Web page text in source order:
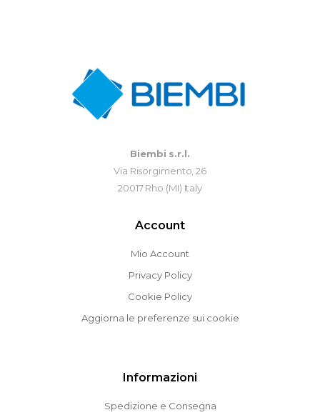
Biembi s.r.l.
Via Risorgimento, 26
20017 Rho (MI) Italy
Account
Mio Account
Privacy Policy
Cookie Policy
Aggiorna le preferenze sui cookie
Informazioni
Spedizione e Consegna